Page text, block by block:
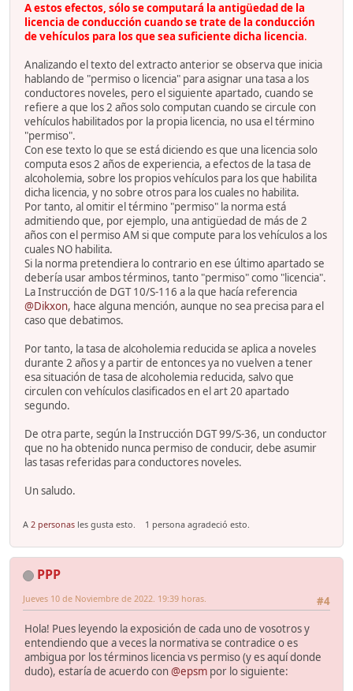
A estos efectos, sólo se computará la antigüedad de la
licencia de conducción cuando se trate de la conducción
de vehículos para los que sea suficiente dicha licencia.
Analizando el texto del extracto anterior se observa que inicia
hablando de "permiso o licencia" para asignar una tasa a los
conductores noveles, pero el siguiente apartado, cuando se
refiere a que los 2 años solo computan cuando se circule con
vehículos habilitados por la propia licencia, no usa el término
"permiso".
Con ese texto lo que se está diciendo es que una licencia solo
computa esos 2 años de experiencia, a efectos de la tasa de
alcoholemia, sobre los propios vehículos para los que habilita
dicha licencia, y no sobre otros para los cuales no habilita.
Por tanto, al omitir el término "permiso" la norma está
admitiendo que, por ejemplo, una antigüedad de más de 2
años con el permiso AM si que compute para los vehículos a los
cuales NO habilita.
Si la norma pretendiera lo contrario en ese último apartado se
debería usar ambos términos, tanto "permiso" como "licencia".
La Instrucción de DGT 10/S-116 a la que hacía referencia
@Dikxon, hace alguna mención, aunque no sea precisa para el
caso que debatimos.
Por tanto, la tasa de alcoholemia reducida se aplica a noveles
durante 2 años y a partir de entonces ya no vuelven a tener
esa situación de tasa de alcoholemia reducida, salvo que
circulen con vehículos clasificados en el art 20 apartado
segundo.
De otra parte, según la Instrucción DGT 99/S-36, un conductor
que no ha obtenido nunca permiso de conducir, debe asumir
las tasas referidas para conductores noveles.
Un saludo.
A 2 personas les gusta esto. 1 persona agradeció esto.
PPP
#4
Jueves 10 de Noviembre de 2022. 19:39 horas.
Hola! Pues leyendo la exposición de cada uno de vosotros y
entendiendo que a veces la normativa se contradice o es
ambigua por los términos licencia vs permiso (y es aquí donde
dudo), estaría de acuerdo con@epsm por lo siguiente: